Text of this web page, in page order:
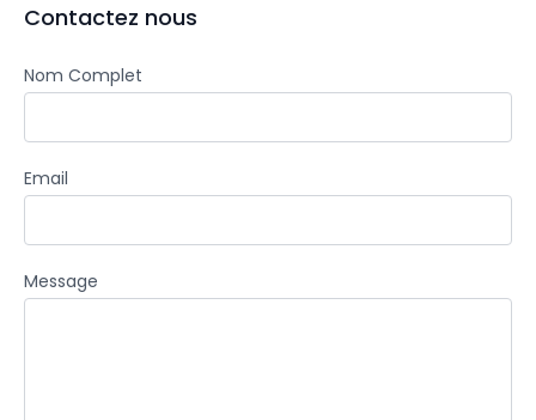
Contactez nous
Nom Complet
Email
Message